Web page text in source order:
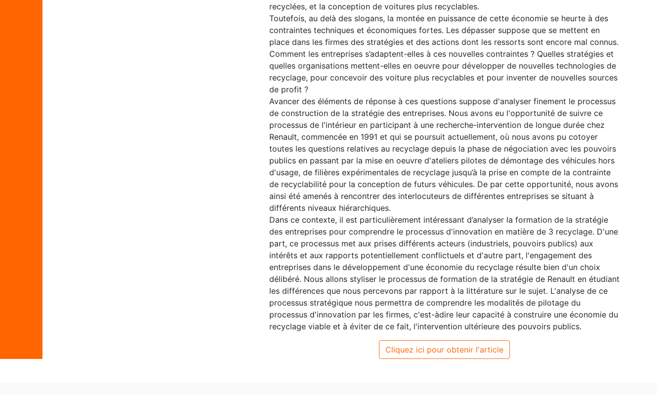
recyclées, et la conception de voitures plus recyclables.
Toutefois, au delà des slogans, la montée en puissance de cette économie se heurte à des
contraintes techniques et économiques fortes. Les dépasser suppose que se mettent en
place dans les firmes des stratégies et des actions dont les ressorts sont encore mal connus.
Comment les entreprises s’adaptent-elles à ces nouvelles contraintes ? Quelles stratégies et
quelles organisations mettent-elles en oeuvre pour développer de nouvelles technologies de
recyclage, pour concevoir des voiture plus recyclables et pour inventer de nouvelles sources
de profit ?
Avancer des éléments de réponse à ces questions suppose d'analyser finement le processus
de construction de la stratégie des entreprises. Nous avons eu l'opportunité de suivre ce
processus de l'intérieur en participant à une recherche-intervention de longue durée chez
Renault, commencée en 1991 et qui se poursuit actuellement, où nous avons pu cotoyer
toutes les questions relatives au recyclage depuis la phase de négociation avec les pouvoirs
publics en passant par la mise en oeuvre d'ateliers pilotes de démontage des véhicules hors
d'usage, de filières expérimentales de recyclage jusqu’à la prise en compte de la contrainte
de recyclabilité pour la conception de futurs véhicules. De par cette opportunité, nous avons
ainsi été amenés à rencontrer des interlocuteurs de différentes entreprises se situant à
différents niveaux hiérarchiques.
Dans ce contexte, il est particulièrement intéressant d’analyser la formation de la stratégie
des entreprises pour comprendre le processus d'innovation en matière de 3 recyclage. D'une
part, ce processus met aux prises différents acteurs (industriels, pouvoirs publics) aux
intérêts et aux rapports potentiellement conflictuels et d'autre part, l'engagement des
entreprises dans le développement d'une économie du recyclage résulte bien d'un choix
délibéré. Nous allons styliser le processus de formation de la stratégie de Renault en étudiant
les différences que nous percevons par rapport à la littérature sur le sujet. L'analyse de ce
processus stratégique nous permettra de comprendre les modalités de pilotage du
processus d'innovation par les firmes, c'est-àdire leur capacité à construire une économie du
recyclage viable et à éviter de ce fait, l'intervention ultérieure des pouvoirs publics.
Cliquez ici pour obtenir l'article